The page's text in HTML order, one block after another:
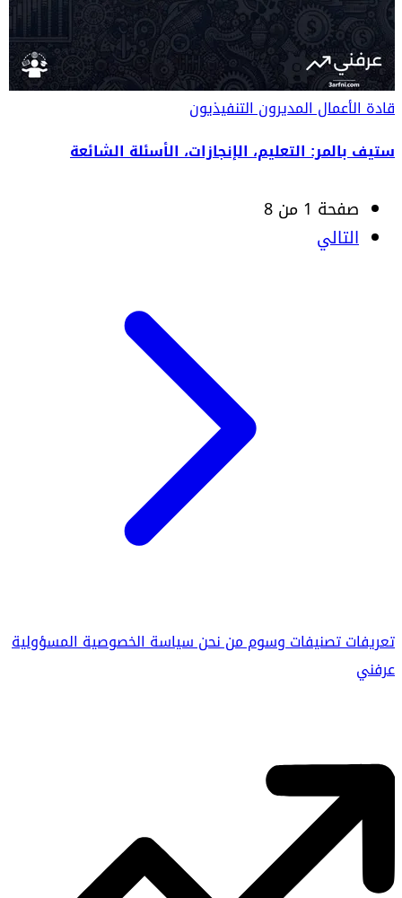
قادة الأعمالالمديرون التنفيذيون
ستيف بالمر: التعليم، الإنجازات، الأسئلة الشائعة
صفحة 1 من 8
التالي
تعريفاتتصنيفاتوسوممن نحنسياسة الخصوصيةالمسؤولية
عرفني